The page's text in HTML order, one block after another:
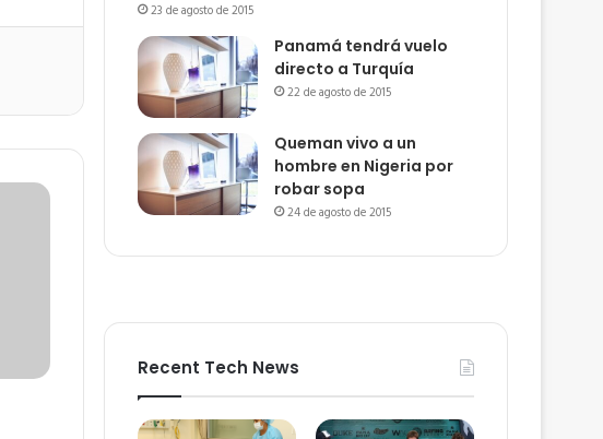
23 de agosto de 2015
Panamá tendrá vuelo
directo a Turquía
22 de agosto de 2015
Queman vivo a un
hombre en Nigeria por
robar sopa
24 de agosto de 2015
Recent Tech News